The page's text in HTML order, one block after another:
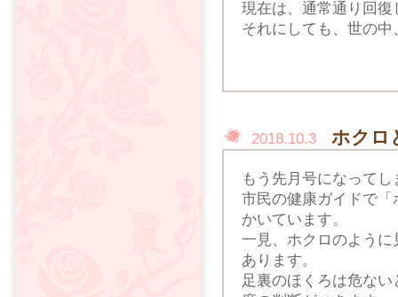
現在は、通常通り回
それにしても、世の
2018.10.3 ホクロ
もう先月号になって
市民の健康ガイドで
かいています。
一見、ホクロのよう
あります。
足裏のほくろは危な